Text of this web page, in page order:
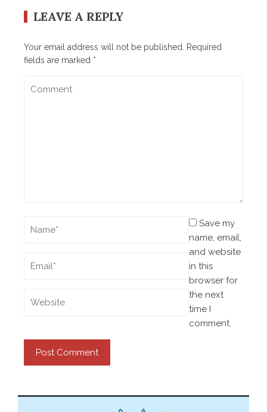
LEAVE A REPLY
Your email address will not be published.
Required
fields are marked *
Save my
name, email,
and website
in this
browser for
the next
time I
comment.